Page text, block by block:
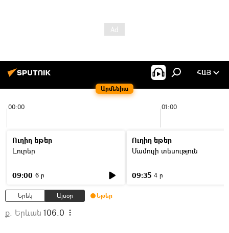
Արմենիա
ՀԱՅ
00:00 01:00
Ուղիղ եթեր
Լուրեր
09:00 6 ր
Ուղիղ եթեր
Մամուլի տեսություն
09:35 4 ր
Երեկ Այսօր Եթեր
ք. Երևան 106.0